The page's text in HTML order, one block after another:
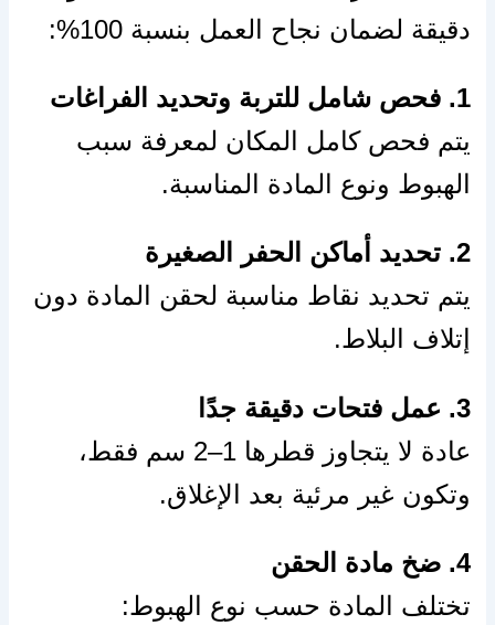
دقيقة لضمان نجاح العمل بنسبة 100%:
1. فحص شامل للتربة وتحديد الفراغات
يتم فحص كامل المكان لمعرفة سبب
الهبوط ونوع المادة المناسبة.
2. تحديد أماكن الحفر الصغيرة
يتم تحديد نقاط مناسبة لحقن المادة دون
إتلاف البلاط.
3. عمل فتحات دقيقة جدًا
عادة لا يتجاوز قطرها 1–2 سم فقط،
وتكون غير مرئية بعد الإغلاق.
4. ضخ مادة الحقن
تختلف المادة حسب نوع الهبوط: